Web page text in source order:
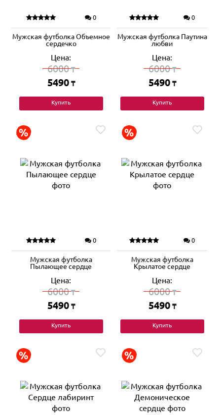
0
Мужская футболка Объемное
сердечко
Цена:
6000₸
5490 ₸
Купить
0
Мужская футболка Паутина
любви
Цена:
6000₸
5490 ₸
Купить
0
Мужская футболка
Пылающее сердце
Цена:
6000₸
5490 ₸
Купить
0
Мужская футболка
Крылатое сердце
Цена:
6000₸
5490 ₸
Купить